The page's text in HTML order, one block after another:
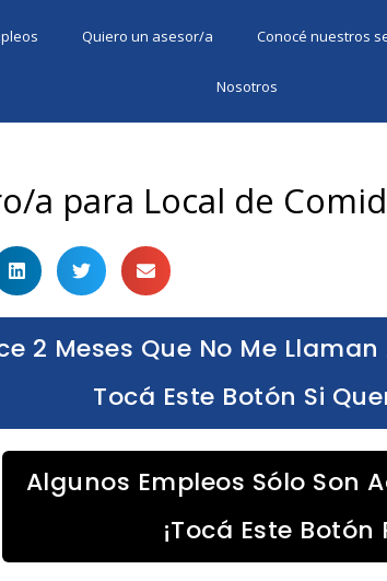
Quiero un asesor/a Conocé nuestros
Nosotros
a para Local de
2 Meses Que No Me
Tocá Este Botón Si
Algunos Empleos Sólo Son
¡Tocá Este